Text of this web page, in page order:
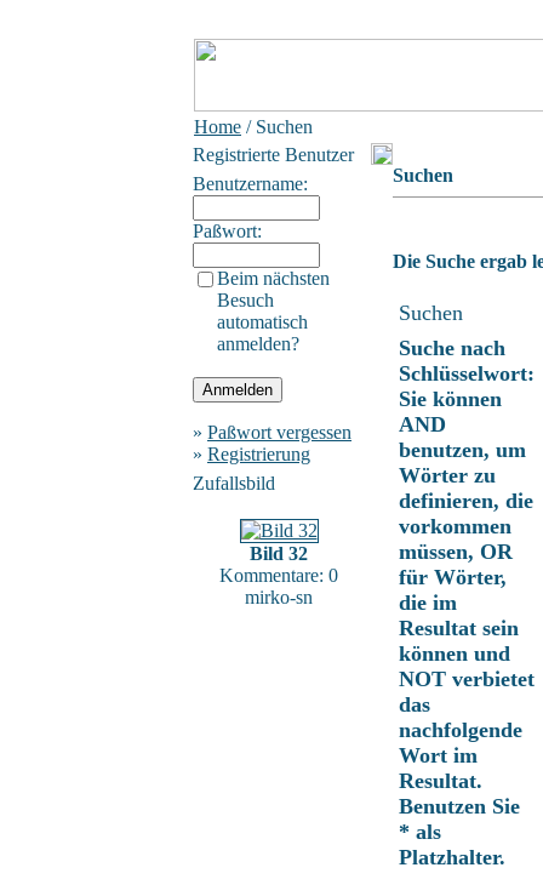
Home / Suchen
Registrierte Benutzer
Benutzername:
Paßwort:
Beim nächsten
Besuch
automatisch
anmelden?
» Paßwort vergessen
» Registrierung
Zufallsbild
Bild 32
Kommentare: 0
mirko-sn
Suchen
Die Suche ergab
Suchen
Suche nach
Schlüsselwort:
Sie können
AND
benutzen, um
Wörter zu
definieren, die
vorkommen
müssen, OR
für Wörter,
die im
Resultat sein
können und
NOT verbietet
das
nachfolgende
Wort im
Resultat.
Benutzen Sie
* als
Platzhalter.